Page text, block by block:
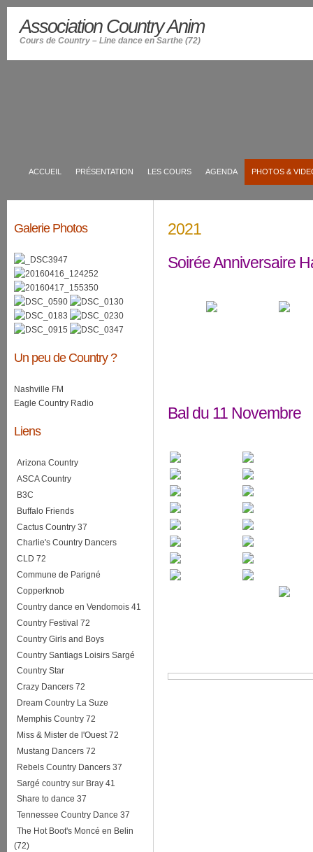
Association Country Anim
Cours de Country – Line dance en Sarthe (72)
ACCUEIL PRÉSENTATION LES COURS AGENDA PHOTOS &
2021
Soirée Anniversaire
Bal du 11 Novembre
Galerie Photos
Un peu de Country ?
Nashville FM
Eagle Country Radio
Liens
Arizona Country
ASCA Country
B3C
Buffalo Friends
Cactus Country 37
Charlie's Country Dancers
CLD 72
Commune de Parigné
Copperknob
Country dance en Vendomois 41
Country Festival 72
Country Girls and Boys
Country Santiags Loisirs Sargé
Country Star
Crazy Dancers 72
Dream Country La Suze
Memphis Country 72
Miss & Mister de l'Ouest 72
Mustang Dancers 72
Rebels Country Dancers 37
Sargé country sur Bray 41
Share to dance 37
Tennessee Country Dance 37
The Hot Boot's Moncé en Belin
(72)